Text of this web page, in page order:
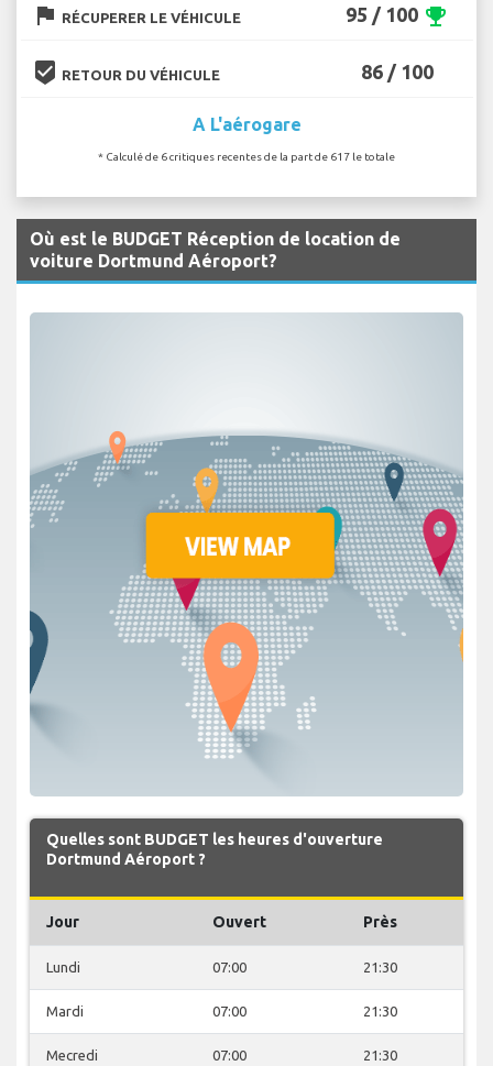
flag RÉCUPERER LE VÉHICULE 95 / 100 emoji_events
beenhere RETOUR DU VÉHICULE 86 / 100
A L'aérogare
* Calculé de 6 critiques recentes de la part de 617 le totale
Où est le BUDGET Réception de location de
voiture Dortmund Aéroport?
Quelles sont BUDGET les heures d'ouverture
Dortmund Aéroport ?
Jour Ouvert Près
Lundi 07:00 21:30
Mardi 07:00 21:30
Mecredi 07:00 21:30